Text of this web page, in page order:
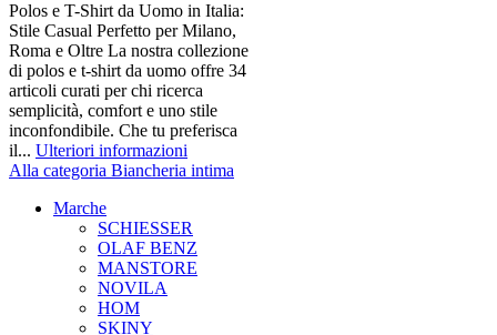
Polos e T-Shirt da Uomo in Italia:
Stile Casual Perfetto per Milano,
Roma e Oltre La nostra collezione
di polos e t-shirt da uomo offre 34
articoli curati per chi ricerca
semplicità, comfort e uno stile
inconfondibile. Che tu preferisca
il... Ulteriori informazioni
Alla categoria Biancheria intima
Marche
SCHIESSER
OLAF BENZ
MANSTORE
NOVILA
HOM
SKINY